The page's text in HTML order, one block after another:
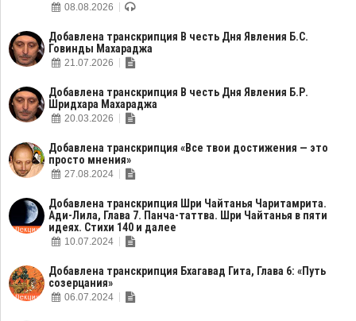
08.08.2026
Добавлена транскрипция В честь Дня Явления Б.С.
Говинды Махараджа
21.07.2026
Добавлена транскрипция В честь Дня Явления Б.Р.
Шридхара Махараджа
20.03.2026
Добавлена транскрипция «Все твои достижения — это
просто мнения»
27.08.2024
Добавлена транскрипция Шри Чайтанья Чаритамрита.
Ади-Лила, Глава 7. Панча-таттва. Шри Чайтанья в пяти
идеях. Стихи 140 и далее
10.07.2024
Добавлена транскрипция Бхагавад Гита, Глава 6: «Путь
созерцания»
06.07.2024